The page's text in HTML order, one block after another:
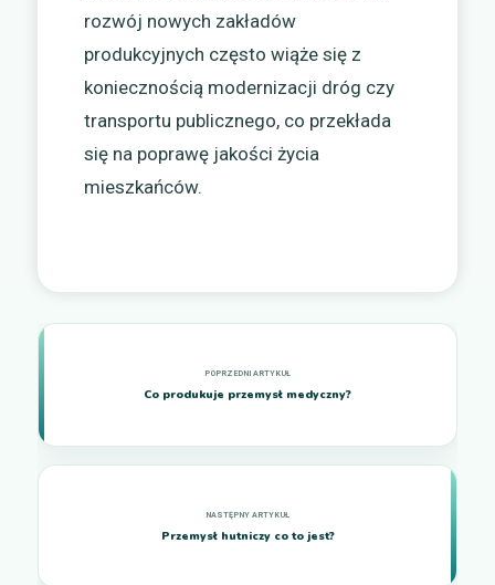
rozwój nowych zakładów
produkcyjnych często wiąże się z
koniecznością modernizacji dróg czy
transportu publicznego, co przekłada
się na poprawę jakości życia
mieszkańców.
Co produkuje przemysł medyczny?
Przemysł hutniczy co to jest?